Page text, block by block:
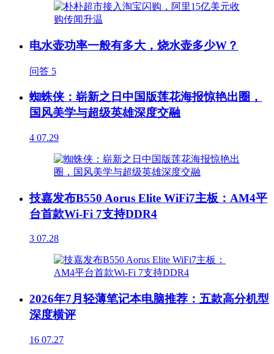
电水壶功率一般有多大，烧水壶多少W？
问答 5
蜘蛛侠：崭新之日中国版莲花海报惊艳出圈，
国风美学与超级英雄深度交融
4 07.29
技嘉发布B550 Aorus Elite WiFi7主板：AM4平
台首款Wi-Fi 7支持DDR4
3 07.28
2026年7月轻薄笔记本电脑推荐：五款高分机型
深度横评
16 07.27